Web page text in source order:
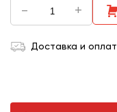
- +
Доставка и